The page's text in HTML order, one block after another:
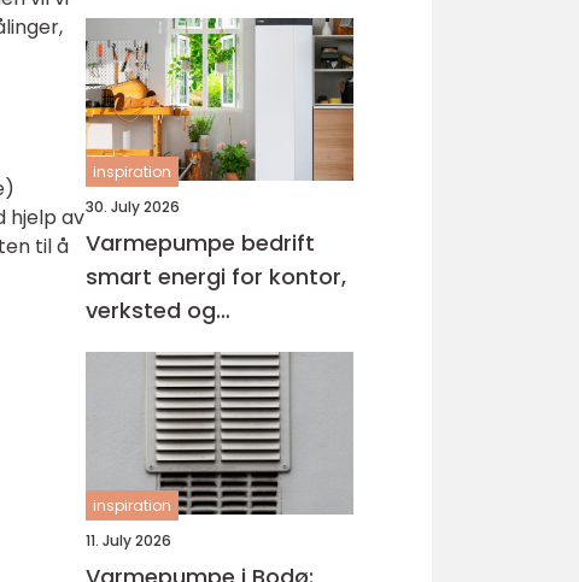
hjelp av
til å
inspiration
30. July 2026
Varmepumpe bedrift
smart energi for kontor,
verksted og
næringsbygg
inspiration
11. July 2026